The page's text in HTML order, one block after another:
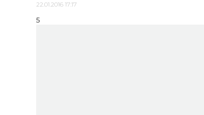
22.01.2016 17:17
5